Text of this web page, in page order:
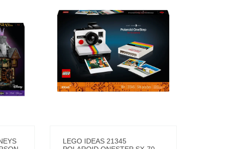
LEGO IDEAS 21345